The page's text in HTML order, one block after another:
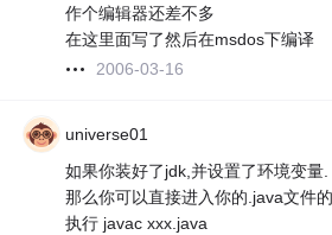
作个编辑器还差不多
在这里面写了然后在msdos下编译
2006-03-16
universe01
如果你装好了jdk,并设置了环境变量.
那么你可以直接进入你的.java文件
执行 javac xxx.java